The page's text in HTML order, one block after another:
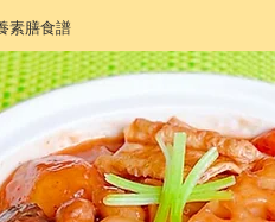
素膳食譜